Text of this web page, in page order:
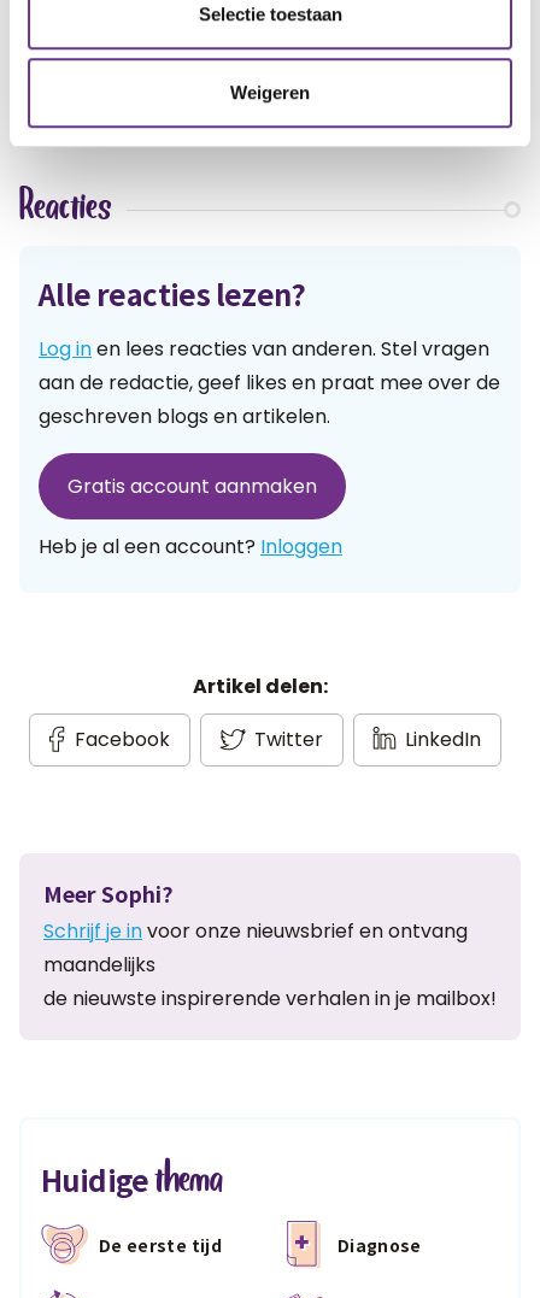
Selectie toestaan
Weigeren
Wat vind je van ditartikel?
Reacties
Alle reacties lezen?
Log inen lees reacties van anderen. Stel vragen
aan de redactie, geef likes en praat mee over de
geschreven blogs en artikelen.
Gratis account aanmaken
Heb je al een account? Inloggen
Artikel delen:
Facebook
Twitter LinkedIn
Meer Sophi?
Schrijf je invoor onze nieuwsbrief en ontvang
maandelijks
de nieuwste inspirerende verhalen in je mailbox!
Huidigethema
De eerste tijd Diagnose